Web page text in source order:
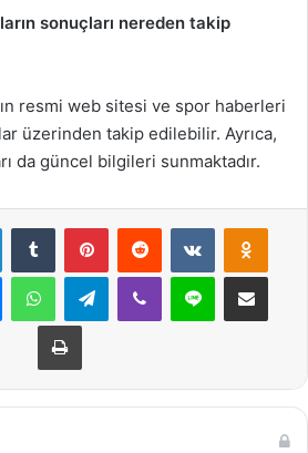
sonuçları nereden takip
resmi web sitesi ve spor haberleri
üzerinden takip edilebilir. Ayrıca,
da güncel bilgileri sunmaktadır.
LinkedInTumblr PinterestReddit VKontakte
MessengerWhatsAppTelegramViber Line E-Posta ile
Yazdır